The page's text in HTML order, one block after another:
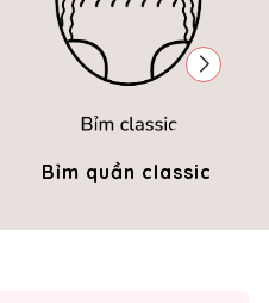
Bỉm quần classic